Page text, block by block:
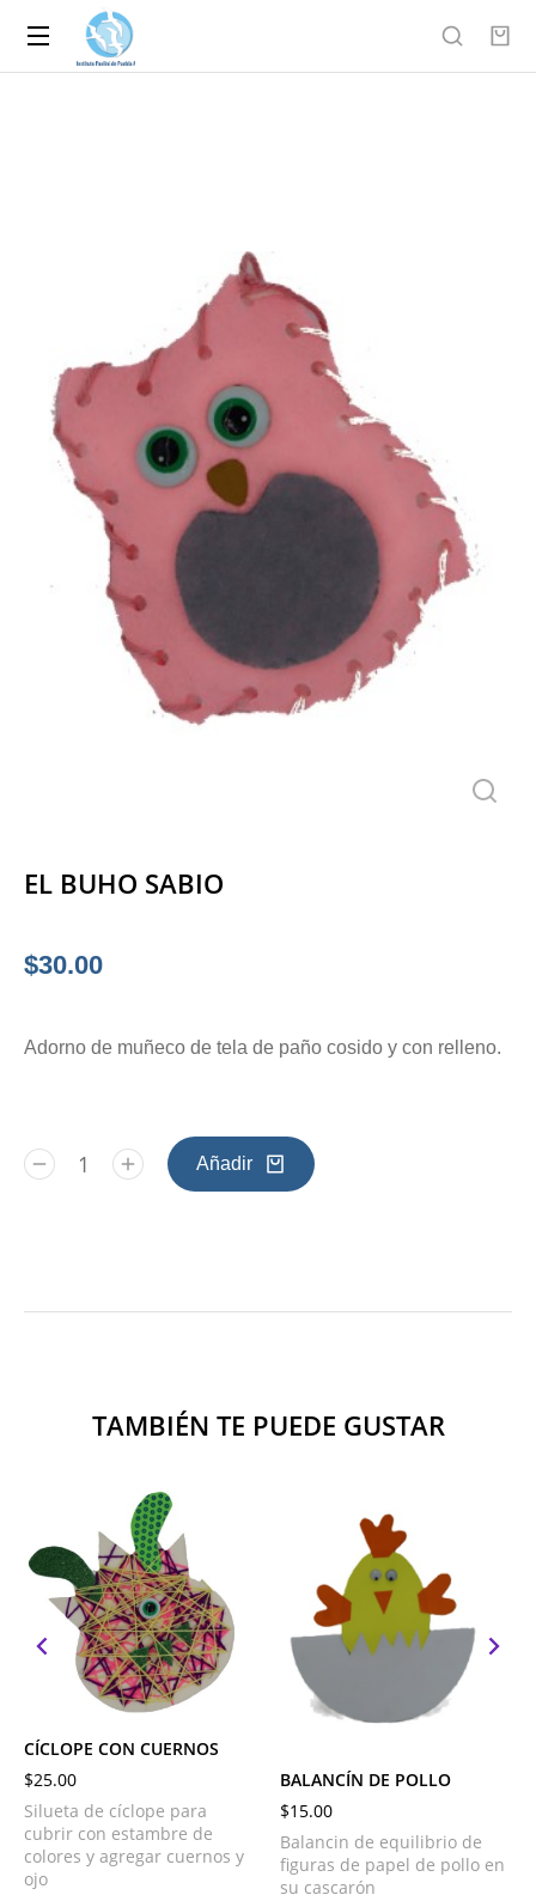
EL BUHO SABIO
$30.00
Adorno de muñeco de tela de paño cosido y con relleno.
Añadir
TAMBIÉN TE PUEDE GUSTAR
CÍCLOPE CON CUERNOS
$25.00
Silueta de cíclope para
cubrir con estambre de
colores y agregar cuernos y
ojo
BALANCÍN DE POLLO
$15.00
Balancin de equilibrio de
figuras de papel de pollo en
su cascarón